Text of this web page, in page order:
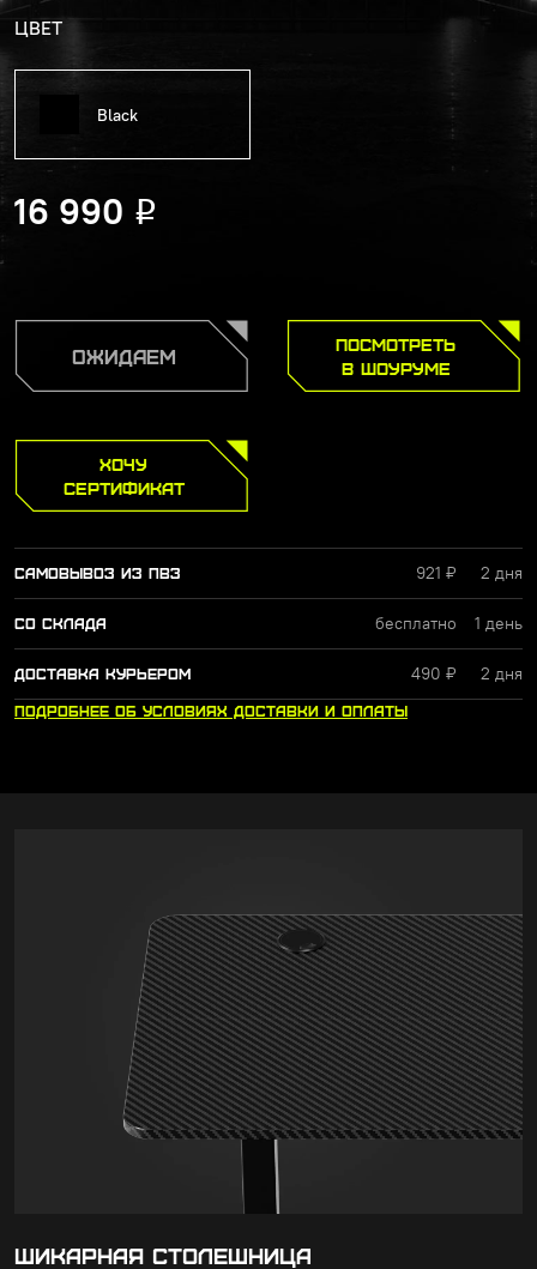
ЦВЕТ
Black
16 990 Р
ОЖИДАЕМ
ПОСМОТРЕТЬ
В ШОУРУМЕ
ХОЧУ
СЕРТИФИКАТ
САМОВЫВОЗ ИЗ ПВЗ 921 ₽ 2 дня
СО СКЛАДА бесплатно 1 день
ДОСТАВКА КУРЬЕРОМ 490 ₽ 2 дня
ПОДРОБНЕЕ ОБ УСЛОВИЯХ ДОСТАВКИ И ОПЛАТЫ
ШИКАРНАЯ СТОЛЕШНИЦА